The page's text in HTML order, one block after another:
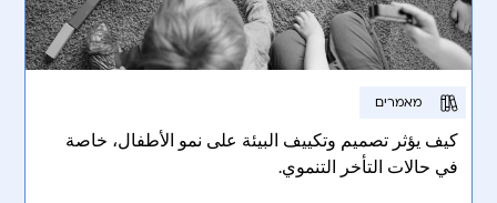
מאמרים
كيف يؤثر تصميم وتكييف البيئة على نمو الأطفال، خاصة
في حالات التأخر التنموي.